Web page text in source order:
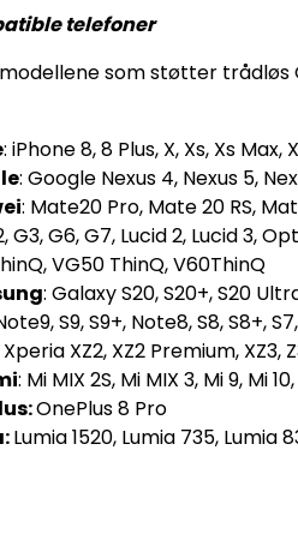
telefoner
som støtter trådløs
: iPhone 8, 8 Plus, X, Xs, Xs Max,
: Google Nexus 4, Nexus 5,
: Mate20 Pro, Mate 20 RS,
G3, G6, G7, Lucid 2, Lucid 3,
VG50 ThinQ, V60ThinQ
: Galaxy S20, S20+, S20
S9, S9+, Note8, S8, S8+,
Xperia XZ2, XZ2 Premium, XZ3,
: Mi MIX 2S, Mi MIX 3, Mi 9, Mi
OnePlus 8 Pro
Lumia 1520, Lumia 735, Lumia